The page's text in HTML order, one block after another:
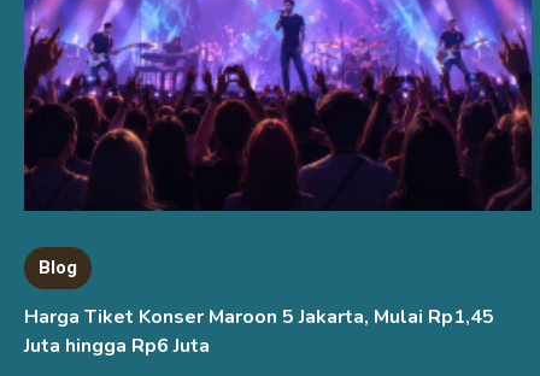
Blog
Harga Tiket Konser Maroon 5 Jakarta, Mulai Rp1,45
Juta hingga Rp6 Juta